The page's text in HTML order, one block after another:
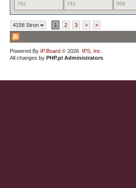
752
731
509
4158 Stron 1 2 3 > »
Powered By IP.Board © 2026 IPS, Inc
All changes by PHP.pl Administrators